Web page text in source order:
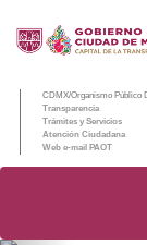
CDMX/Organismo Público
Transparencia
Trámites y Servicios
Atención Ciudadana
Web e-mail PAOT